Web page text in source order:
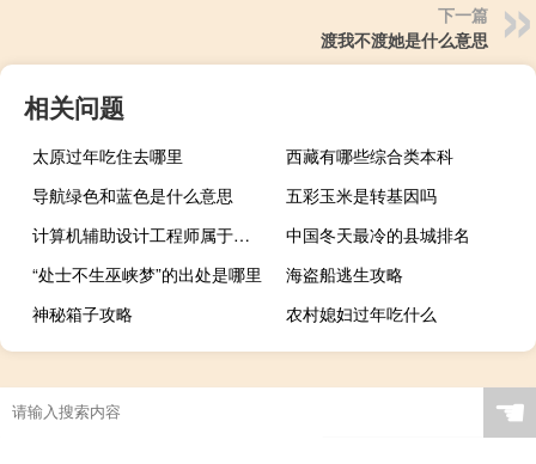
下一篇
渡我不渡她是什么意思
相关问题
太原过年吃住去哪里
西藏有哪些综合类本科
导航绿色和蓝色是什么意思
五彩玉米是转基因吗
计算机辅助设计工程师属于什么职称是助理工程师级别吗 计算机辅助设计专业
中国冬天最冷的县城排名
“处士不生巫峡梦”的出处是哪里
海盗船逃生攻略
神秘箱子攻略
农村媳妇过年吃什么
☚